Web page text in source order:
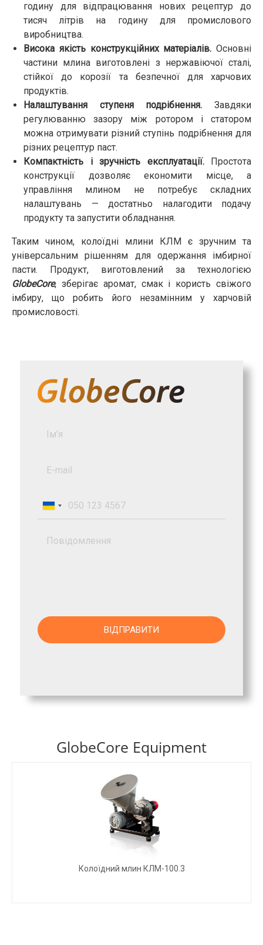
годину для відпрацювання нових рецептур до
тисяч літрів на годину для промислового
виробництва.
Висока якість конструкційних матеріалів. Основні
частини млина виготовлені з нержавіючої сталі,
стійкої до корозії та безпечної для харчових
продуктів.
Налаштування ступеня подрібнення. Завдяки
регулюванню зазору між ротором і статором
можна отримувати різний ступінь подрібнення для
різних рецептур паст.
Компактність і зручність експлуатації.Простота
конструкції дозволяє економити місце, а
управління млином не потребує складних
налаштувань — достатньо налагодити подачу
продукту та запустити обладнання.
Таким чином, колоїдні млини КЛМ є зручним та
універсальним рішенням для одержання імбирної
пасти. Продукт, виготовлений за технологією
GlobeCore, зберігає аромат, смак і користь свіжого
імбиру, що робить його незамінним у харчовій
промисловості.
GlobeCore Equipment
Колоїдний млин КЛМ-100.3